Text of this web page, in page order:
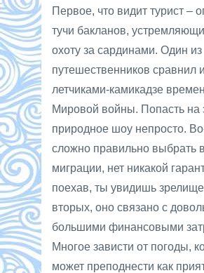
Первое, что видит турист –
тучи бакланов,
охоту за сардинами. Один из
путешественников сравнил
летчиками-камикадзе
Мировой войны. Попасть на
природное шоу непросто.
сложно правильно выбрать
миграции, нет никакой
поехав, ты увидишь
вторых, оно связано с
большими финансовыми
Многое зависти от погоды,
может преподнести как